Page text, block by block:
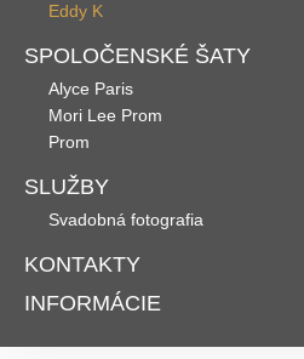
Eddy K
SPOLOČENSKÉ ŠATY
Alyce Paris
Mori Lee Prom
Prom
SLUŽBY
Svadobná fotografia
KONTAKTY
INFORMÁCIE